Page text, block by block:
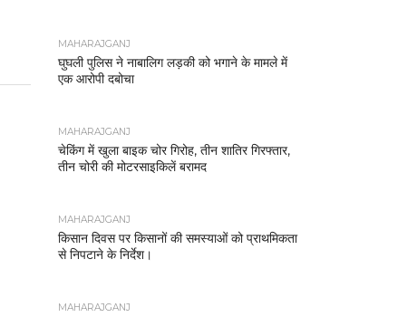
MAHARAJGANJ
घुघली पुलिस ने नाबालिग लड़की को भगाने के मामले में
एक आरोपी दबोचा
MAHARAJGANJ
चेकिंग में खुला बाइक चोर गिरोह, तीन शातिर गिरफ्तार,
तीन चोरी की मोटरसाइकिलें बरामद
MAHARAJGANJ
किसान दिवस पर किसानों की समस्याओं को प्राथमिकता
से निपटाने के निर्देश।
MAHARAJGANJ